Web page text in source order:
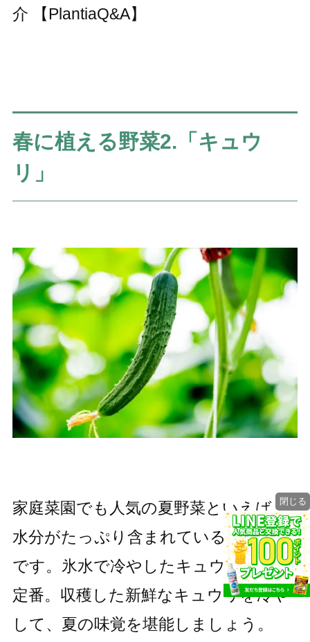
介 【PlantiaQ&A】
春に植える野菜2.「キュウ
リ」
家庭菜園でも人気の夏野菜といえば、
水分がたっぷり含まれているキュウリ
です。氷水で冷やしたキュウリは夏の
定番。収穫した新鮮なキュウリを冷や
して、夏の味覚を堪能しましょう。
閉じる